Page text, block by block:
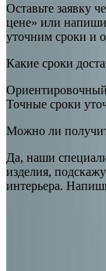
Оставьте заявку
цене» или
уточним сроки и
Какие сроки
Ориентировочный
Точные сроки
Можно ли
Да, наши
изделия,
интерьера.